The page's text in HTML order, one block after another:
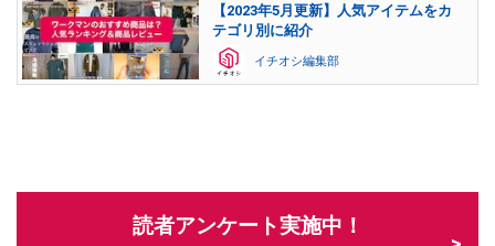
【2023年5月更新】人気アイテムをカ
テゴリ別に紹介
イチオシ編集部
読者アンケート実施中！